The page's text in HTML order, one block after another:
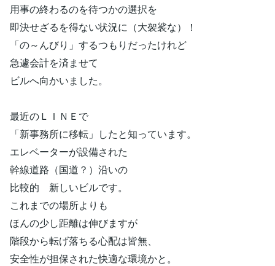
用事の終わるのを待つかの選択を
即決せざるを得ない状況に（大袈裟な）！
「の～んびり」するつもりだったけれど
急遽会計を済ませて
ビルへ向かいました。
最近のＬＩＮＥで
「新事務所に移転」したと知っています。
エレベーターが設備された
幹線道路（国道？）沿いの
比較的 新しいビルです。
これまでの場所よりも
ほんの少し距離は伸びますが
階段から転げ落ちる心配は皆無、
安全性が担保された快適な環境かと。